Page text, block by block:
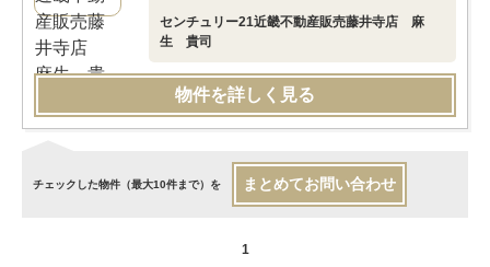
センチュリー21近畿不動産販売藤井寺店 麻
生 貴司
物件を詳しく見る
チェックした物件（最大10件まで）を まとめてお問い合わせ
1